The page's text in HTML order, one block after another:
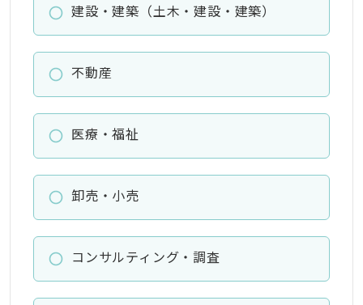
建設・建築（土木・建設・建築）
不動産
医療・福祉
卸売・小売
コンサルティング・調査